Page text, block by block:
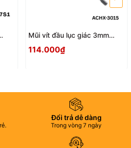
Mũi vít đầu lục giác 3mm
114.000₫
Đổi trả dễ dàng
Trong vòng 7 ngày